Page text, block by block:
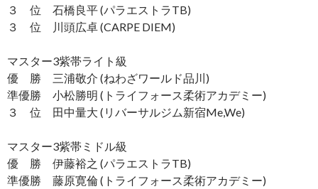
３ 位 石橋良平 (パラエストラTB)
３ 位 川頭広卓 (CARPE DIEM)
マスター3紫帯ライト級
優 勝 三浦敬介 (ねわざワールド品川)
準優勝 小松勝明 (トライフォース柔術アカデミー)
３ 位 田中量大 (リバーサルジム新宿Me,We)
マスター3紫帯ミドル級
優 勝 伊藤裕之 (パラエストラTB)
準優勝 藤原寛倫 (トライフォース柔術アカデミー)